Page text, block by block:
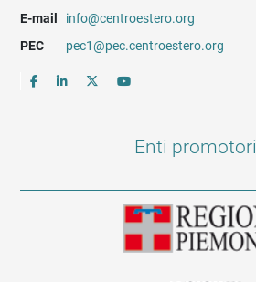
E-mail
info@centroestero.org
PEC
pec1@pec.centroestero.org
Enti promotori